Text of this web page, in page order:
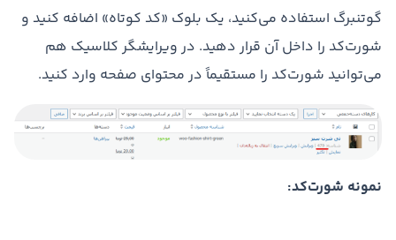
گوتنبرگ استفاده می‌کنید، یک بلوک «کد کوتاه» اضافه کنید و
شورت‌کد را داخل آن قرار دهید. در ویرایشگر کلاسیک هم
می‌توانید شورت‌کد را مستقیماً در محتوای صفحه وارد کنید.
نمونه شورت‌کد: